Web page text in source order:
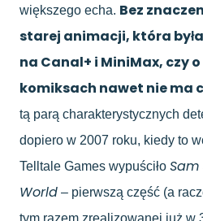
większego echa. Bez
starej animacji, która
na Canal+ i MiniMax, czy
komiksach nawet nie ma
tą parą charakterystycznych
dopiero w 2007 roku, kiedy to
Telltale Games wypuściło Sam
World – pierwszą część (a